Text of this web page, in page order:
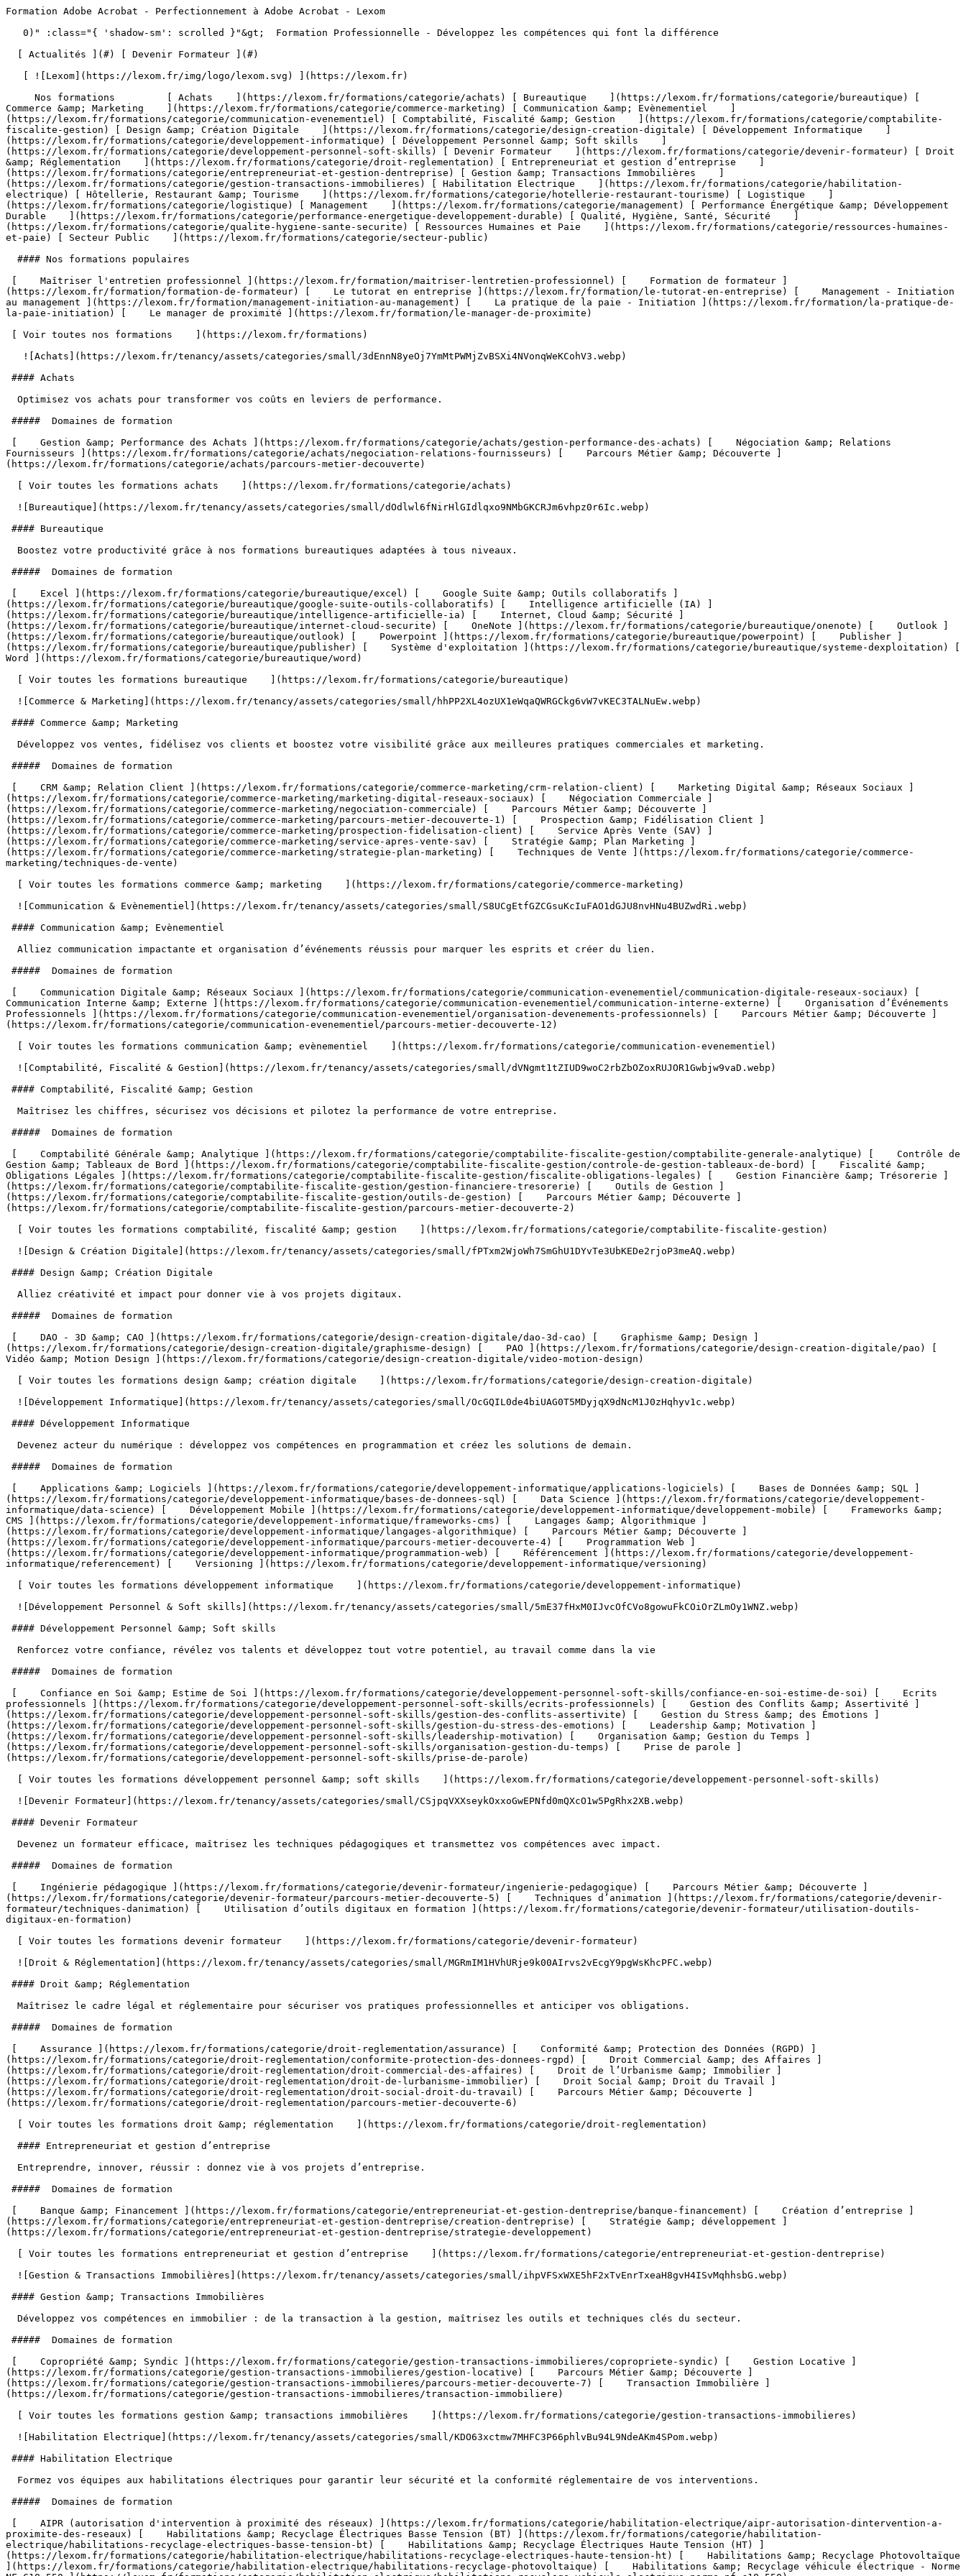
Formation Adobe Acrobat - Perfectionnement à Adobe Acrobat - Lexom                                      

   0)" :class="{ 'shadow-sm': scrolled }"&gt;  Formation Professionnelle - Développez les compétences qui font la différence 

  [ Actualités ](#) [ Devenir Formateur ](#)  

   [ ![Lexom](https://lexom.fr/img/logo/lexom.svg) ](https://lexom.fr) 

     Nos formations         [ Achats    ](https://lexom.fr/formations/categorie/achats) [ Bureautique    ](https://lexom.fr/formations/categorie/bureautique) [ Commerce &amp; Marketing    ](https://lexom.fr/formations/categorie/commerce-marketing) [ Communication &amp; Evènementiel    ](https://lexom.fr/formations/categorie/communication-evenementiel) [ Comptabilité, Fiscalité &amp; Gestion    ](https://lexom.fr/formations/categorie/comptabilite-fiscalite-gestion) [ Design &amp; Création Digitale    ](https://lexom.fr/formations/categorie/design-creation-digitale) [ Développement Informatique    ](https://lexom.fr/formations/categorie/developpement-informatique) [ Développement Personnel &amp; Soft skills    ](https://lexom.fr/formations/categorie/developpement-personnel-soft-skills) [ Devenir Formateur    ](https://lexom.fr/formations/categorie/devenir-formateur) [ Droit &amp; Réglementation    ](https://lexom.fr/formations/categorie/droit-reglementation) [ Entrepreneuriat et gestion d’entreprise    ](https://lexom.fr/formations/categorie/entrepreneuriat-et-gestion-dentreprise) [ Gestion &amp; Transactions Immobilières    ](https://lexom.fr/formations/categorie/gestion-transactions-immobilieres) [ Habilitation Electrique    ](https://lexom.fr/formations/categorie/habilitation-electrique) [ Hôtellerie, Restaurant &amp; Tourisme    ](https://lexom.fr/formations/categorie/hotellerie-restaurant-tourisme) [ Logistique    ](https://lexom.fr/formations/categorie/logistique) [ Management    ](https://lexom.fr/formations/categorie/management) [ Performance Énergétique &amp; Développement Durable    ](https://lexom.fr/formations/categorie/performance-energetique-developpement-durable) [ Qualité, Hygiène, Santé, Sécurité    ](https://lexom.fr/formations/categorie/qualite-hygiene-sante-securite) [ Ressources Humaines et Paie    ](https://lexom.fr/formations/categorie/ressources-humaines-et-paie) [ Secteur Public    ](https://lexom.fr/formations/categorie/secteur-public) 

  #### Nos formations populaires

 [    Maîtriser l'entretien professionnel ](https://lexom.fr/formation/maitriser-lentretien-professionnel) [    Formation de formateur ](https://lexom.fr/formation/formation-de-formateur) [    Le tutorat en entreprise ](https://lexom.fr/formation/le-tutorat-en-entreprise) [    Management - Initiation au management ](https://lexom.fr/formation/management-initiation-au-management) [    La pratique de la paie - Initiation ](https://lexom.fr/formation/la-pratique-de-la-paie-initiation) [    Le manager de proximité ](https://lexom.fr/formation/le-manager-de-proximite) 

 [ Voir toutes nos formations    ](https://lexom.fr/formations) 

   ![Achats](https://lexom.fr/tenancy/assets/categories/small/3dEnnN8yeOj7YmMtPWMjZvBSXi4NVonqWeKCohV3.webp) 

 #### Achats 

  Optimisez vos achats pour transformer vos coûts en leviers de performance.

 #####  Domaines de formation 

 [    Gestion &amp; Performance des Achats ](https://lexom.fr/formations/categorie/achats/gestion-performance-des-achats) [    Négociation &amp; Relations Fournisseurs ](https://lexom.fr/formations/categorie/achats/negociation-relations-fournisseurs) [    Parcours Métier &amp; Découverte ](https://lexom.fr/formations/categorie/achats/parcours-metier-decouverte) 

  [ Voir toutes les formations achats    ](https://lexom.fr/formations/categorie/achats) 

  ![Bureautique](https://lexom.fr/tenancy/assets/categories/small/dOdlwl6fNirHlGIdlqxo9NMbGKCRJm6vhpz0r6Ic.webp) 

 #### Bureautique 

  Boostez votre productivité grâce à nos formations bureautiques adaptées à tous niveaux.

 #####  Domaines de formation 

 [    Excel ](https://lexom.fr/formations/categorie/bureautique/excel) [    Google Suite &amp; Outils collaboratifs ](https://lexom.fr/formations/categorie/bureautique/google-suite-outils-collaboratifs) [    Intelligence artificielle (IA) ](https://lexom.fr/formations/categorie/bureautique/intelligence-artificielle-ia) [    Internet, Cloud &amp; Sécurité ](https://lexom.fr/formations/categorie/bureautique/internet-cloud-securite) [    OneNote ](https://lexom.fr/formations/categorie/bureautique/onenote) [    Outlook ](https://lexom.fr/formations/categorie/bureautique/outlook) [    Powerpoint ](https://lexom.fr/formations/categorie/bureautique/powerpoint) [    Publisher ](https://lexom.fr/formations/categorie/bureautique/publisher) [    Système d'exploitation ](https://lexom.fr/formations/categorie/bureautique/systeme-dexploitation) [    Word ](https://lexom.fr/formations/categorie/bureautique/word) 

  [ Voir toutes les formations bureautique    ](https://lexom.fr/formations/categorie/bureautique) 

  ![Commerce & Marketing](https://lexom.fr/tenancy/assets/categories/small/hhPP2XL4ozUX1eWqaQWRGCkg6vW7vKEC3TALNuEw.webp) 

 #### Commerce &amp; Marketing 

  Développez vos ventes, fidélisez vos clients et boostez votre visibilité grâce aux meilleures pratiques commerciales et marketing.

 #####  Domaines de formation 

 [    CRM &amp; Relation Client ](https://lexom.fr/formations/categorie/commerce-marketing/crm-relation-client) [    Marketing Digital &amp; Réseaux Sociaux ](https://lexom.fr/formations/categorie/commerce-marketing/marketing-digital-reseaux-sociaux) [    Négociation Commerciale ](https://lexom.fr/formations/categorie/commerce-marketing/negociation-commerciale) [    Parcours Métier &amp; Découverte ](https://lexom.fr/formations/categorie/commerce-marketing/parcours-metier-decouverte-1) [    Prospection &amp; Fidélisation Client ](https://lexom.fr/formations/categorie/commerce-marketing/prospection-fidelisation-client) [    Service Après Vente (SAV) ](https://lexom.fr/formations/categorie/commerce-marketing/service-apres-vente-sav) [    Stratégie &amp; Plan Marketing ](https://lexom.fr/formations/categorie/commerce-marketing/strategie-plan-marketing) [    Techniques de Vente ](https://lexom.fr/formations/categorie/commerce-marketing/techniques-de-vente) 

  [ Voir toutes les formations commerce &amp; marketing    ](https://lexom.fr/formations/categorie/commerce-marketing) 

  ![Communication & Evènementiel](https://lexom.fr/tenancy/assets/categories/small/S8UCgEtfGZCGsuKcIuFAO1dGJU8nvHNu4BUZwdRi.webp) 

 #### Communication &amp; Evènementiel 

  Alliez communication impactante et organisation d’événements réussis pour marquer les esprits et créer du lien.

 #####  Domaines de formation 

 [    Communication Digitale &amp; Réseaux Sociaux ](https://lexom.fr/formations/categorie/communication-evenementiel/communication-digitale-reseaux-sociaux) [    Communication Interne &amp; Externe ](https://lexom.fr/formations/categorie/communication-evenementiel/communication-interne-externe) [    Organisation d’Événements Professionnels ](https://lexom.fr/formations/categorie/communication-evenementiel/organisation-devenements-professionnels) [    Parcours Métier &amp; Découverte ](https://lexom.fr/formations/categorie/communication-evenementiel/parcours-metier-decouverte-12) 

  [ Voir toutes les formations communication &amp; evènementiel    ](https://lexom.fr/formations/categorie/communication-evenementiel) 

  ![Comptabilité, Fiscalité & Gestion](https://lexom.fr/tenancy/assets/categories/small/dVNgmt1tZIUD9woC2rbZbOZoxRUJOR1Gwbjw9vaD.webp) 

 #### Comptabilité, Fiscalité &amp; Gestion 

  Maîtrisez les chiffres, sécurisez vos décisions et pilotez la performance de votre entreprise.

 #####  Domaines de formation 

 [    Comptabilité Générale &amp; Analytique ](https://lexom.fr/formations/categorie/comptabilite-fiscalite-gestion/comptabilite-generale-analytique) [    Contrôle de Gestion &amp; Tableaux de Bord ](https://lexom.fr/formations/categorie/comptabilite-fiscalite-gestion/controle-de-gestion-tableaux-de-bord) [    Fiscalité &amp; Obligations Légales ](https://lexom.fr/formations/categorie/comptabilite-fiscalite-gestion/fiscalite-obligations-legales) [    Gestion Financière &amp; Trésorerie ](https://lexom.fr/formations/categorie/comptabilite-fiscalite-gestion/gestion-financiere-tresorerie) [    Outils de Gestion ](https://lexom.fr/formations/categorie/comptabilite-fiscalite-gestion/outils-de-gestion) [    Parcours Métier &amp; Découverte ](https://lexom.fr/formations/categorie/comptabilite-fiscalite-gestion/parcours-metier-decouverte-2) 

  [ Voir toutes les formations comptabilité, fiscalité &amp; gestion    ](https://lexom.fr/formations/categorie/comptabilite-fiscalite-gestion) 

  ![Design & Création Digitale](https://lexom.fr/tenancy/assets/categories/small/fPTxm2WjoWh7SmGhU1DYvTe3UbKEDe2rjoP3meAQ.webp) 

 #### Design &amp; Création Digitale 

  Alliez créativité et impact pour donner vie à vos projets digitaux.

 #####  Domaines de formation 

 [    DAO - 3D &amp; CAO ](https://lexom.fr/formations/categorie/design-creation-digitale/dao-3d-cao) [    Graphisme &amp; Design ](https://lexom.fr/formations/categorie/design-creation-digitale/graphisme-design) [    PAO ](https://lexom.fr/formations/categorie/design-creation-digitale/pao) [    Vidéo &amp; Motion Design ](https://lexom.fr/formations/categorie/design-creation-digitale/video-motion-design) 

  [ Voir toutes les formations design &amp; création digitale    ](https://lexom.fr/formations/categorie/design-creation-digitale) 

  ![Développement Informatique](https://lexom.fr/tenancy/assets/categories/small/OcGQIL0de4biUAG0T5MDyjqX9dNcM1J0zHqhyv1c.webp) 

 #### Développement Informatique 

  Devenez acteur du numérique : développez vos compétences en programmation et créez les solutions de demain.

 #####  Domaines de formation 

 [    Applications &amp; Logiciels ](https://lexom.fr/formations/categorie/developpement-informatique/applications-logiciels